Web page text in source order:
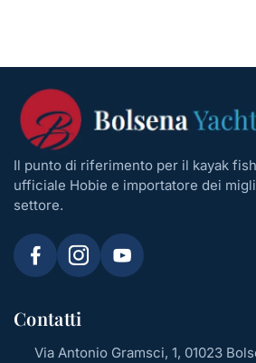
Il punto di riferimento per il kayak
ufficiale Hobie e importatore dei
settore.
Contatti
Via Antonio Gramsci, 1, 01023